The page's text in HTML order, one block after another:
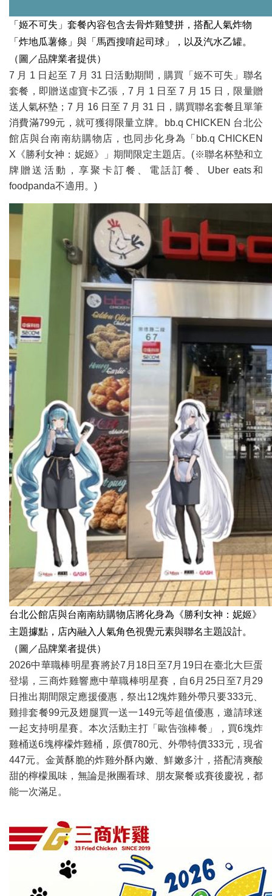
「姬不可失」套餐內容包含去骨炸雞雙拼，搭配人氣炸物
「炸地瓜薯條」與「馬西搜唷起司球」，以及汽水乙罐。
（圖／品牌業者提供）
7 月 1 日起至 7 月 31 日活動期間，購買「姬不可失」聯名
套餐，即贈送虛寶卡乙張，7 月 1 日至 7 月 15 日，限量贈
送人氣杯墊；7 月 16 日至 7 月 31 日，購買聯名套餐且單筆
消費滿799元，就可獲得限量立牌。bb.q CHICKEN 台北公
館店與台南南紡購物店，也同步化身為「bb.q CHICKEN
X《勝利女神：妮姬》」期間限定主題店。(※聯名杯墊和立
牌贈送活動，享聚卡訂餐、電話訂餐、Uber eats和
foodpanda不適用。)
台北公館店與台南南紡購物店將化身為《勝利女神：妮姬》
主題據點，店內融入人氣角色視覺元素與聯名主題設計。
（圖／品牌業者提供）
2026中華職棒明星賽將於7月18日至7月19日在臺北大巨蛋
登場，三商炸雞響應中華職棒明星賽，自6月25日至7月29
日推出期間限定應援優惠，祭出12塊炸雞外帶只要333元、
雞排套餐99元及翅腿買一送一149元等超值優惠，邀請球迷
一起支持明星賽。本次活動主打「歐告強棒餐」，買6塊炸
雞桶送6塊檸檬炸雞桶，原價780元、外帶特價333元，現省
447元。金黃酥脆的炸雞外酥內嫩、鮮嫩多汁，搭配清爽酸
甜的檸檬風味，無論是揪團看球、朋友聚餐或賽後慶祝，都
能一次滿足。